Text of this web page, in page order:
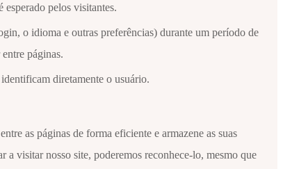
pelos visitantes.
o idioma e outras preferências) durante um período de
páginas.
diretamente o usuário.
as páginas de forma eficiente e armazene as suas
visitar nosso site, poderemos reconhece-lo, mesmo que